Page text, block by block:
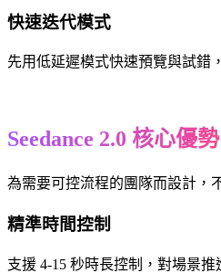
快速迭代模式
先用低延遲模式快速預覽與試錯
Seedance 2.0 核心優勢
為需要可控流程的團隊而設計，
精準時間控制
支援 4-15 秒時長控制，對場景推